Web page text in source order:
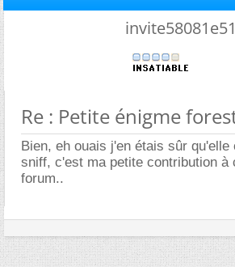
invite58081e51
Re : Petite énigme
Bien, eh ouais j'en étais sûr qu'elle
sniff, c'est ma petite contribution à
forum..